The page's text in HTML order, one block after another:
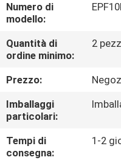
GIRO
DELLA
FABBRICA
CONTROLLO
DI
QUALITÀ
Numero di
modello:
Quantità di
ordine minimo:
2
Prezzo:
Imballaggi
particolari:
Tempi di
consegna:
1-2